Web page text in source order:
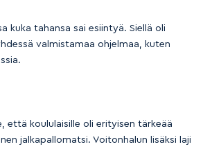
kuka tahansa sai esiintyä. Siellä oli
valmistamaa ohjelmaa, kuten
että koululaisille oli erityisen tärkeää
jalkapallomatsi. Voitonhalun lisäksi laji